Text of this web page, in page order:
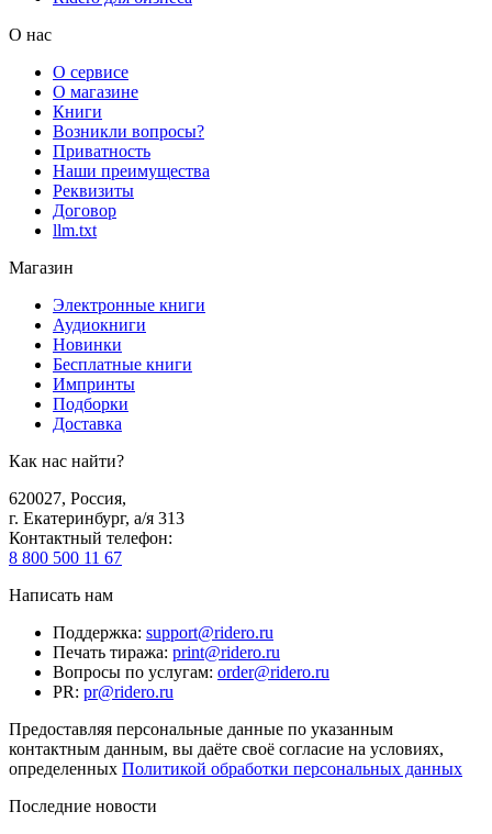
О нас
О сервисе
О магазине
Книги
Возникли вопросы?
Приватность
Наши преимущества
Реквизиты
Договор
llm.txt
Магазин
Электронные книги
Аудиокниги
Новинки
Бесплатные книги
Импринты
Подборки
Доставка
Как нас найти?
620027, Россия,
г. Екатеринбург, а/я 313
Контактный телефон:
8 800 500 11 67
Написать нам
Поддержка: support@ridero.ru
Печать тиража: print@ridero.ru
Вопросы по услугам: order@ridero.ru
PR: pr@ridero.ru
Предоставляя персональные данные по указанным
контактным данным, вы даёте своё согласие на условиях,
определенных Политикой обработки персональных данных
Последние новости